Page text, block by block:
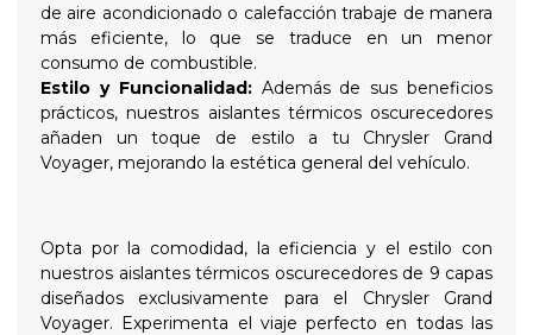
de aire acondicionado o calefacción trabaje de manera
más eficiente, lo que se traduce en un menor
consumo de combustible.
Estilo y Funcionalidad:Además de sus beneficios
prácticos, nuestros aislantes térmicos oscurecedores
añaden un toque de estilo a tu Chrysler Grand
Voyager, mejorando la estética general del vehículo.
Opta por la comodidad, la eficiencia y el estilo con
nuestros aislantes térmicos oscurecedores de 9 capas
diseñados exclusivamente para el Chrysler Grand
Voyager. Experimenta el viaje perfecto en todas las